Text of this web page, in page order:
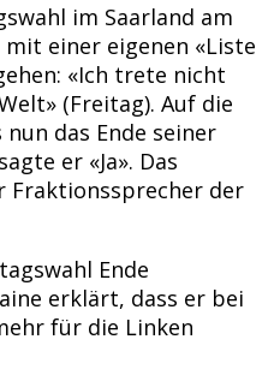
im Saarland am
mit einer eigenen «Liste
«Ich trete nicht
(Freitag). Auf die
das Ende seiner
er «Ja». Das
Fraktionssprecher der
Ende
erklärt, dass er bei
für die Linken